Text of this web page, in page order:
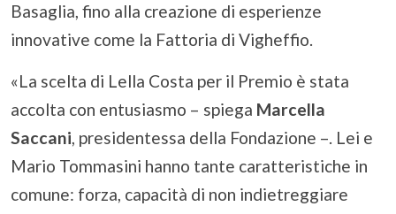
Basaglia, fino alla creazione di esperienze
innovative come la Fattoria di Vigheffio.
«La scelta di Lella Costa per il Premio è stata
accolta con entusiasmo – spiega Marcella
Saccani, presidentessa della Fondazione –. Lei e
Mario Tommasini hanno tante caratteristiche in
comune: forza, capacità di non indietreggiare